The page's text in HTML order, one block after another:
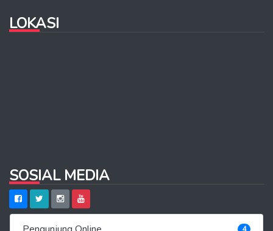
LOKASI
SOSIAL MEDIA